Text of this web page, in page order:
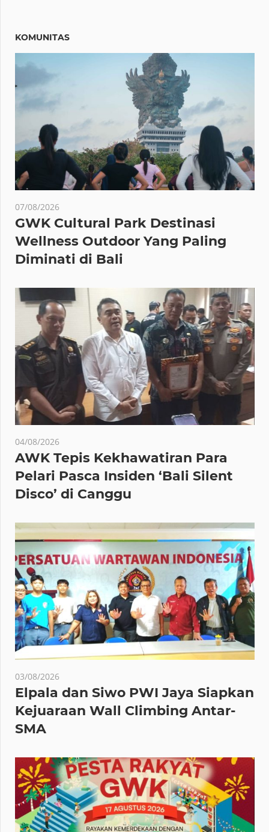
KOMUNITAS
07/08/2026
GWK Cultural Park Destinasi
Wellness Outdoor Yang Paling
Diminati di Bali
04/08/2026
AWK Tepis Kekhawatiran Para
Pelari Pasca Insiden ‘Bali Silent
Disco’ di Canggu
03/08/2026
Elpala dan Siwo PWI Jaya Siapkan
Kejuaraan Wall Climbing Antar-
SMA